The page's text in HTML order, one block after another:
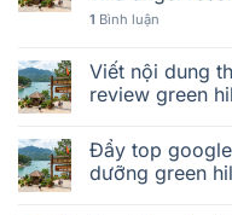
1 Bình luận
Viết nội dung
review green
Đẩy top
dưỡng green